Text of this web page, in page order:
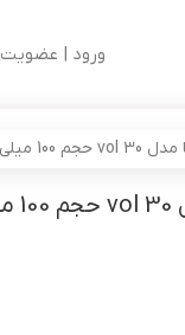
ورود | عضویت